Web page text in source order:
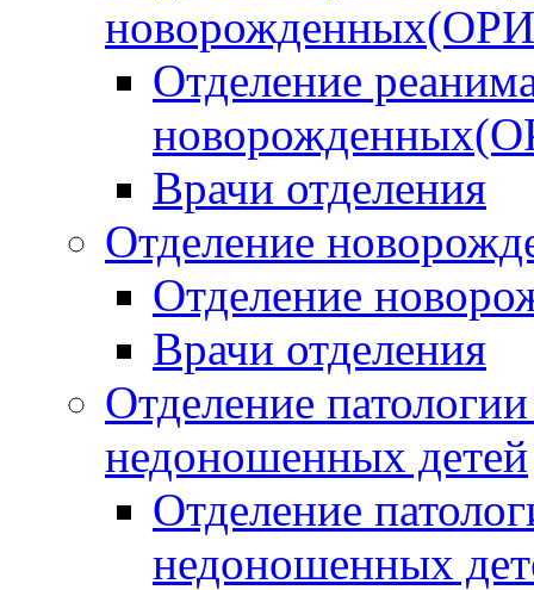
Отделение
Врачи отделения
Отделение
Отделение
Врачи отделения
Отделение
недоношенных детей
Отделение
недоношенных